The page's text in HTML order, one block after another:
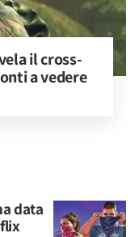
il cross-
a vedere
data